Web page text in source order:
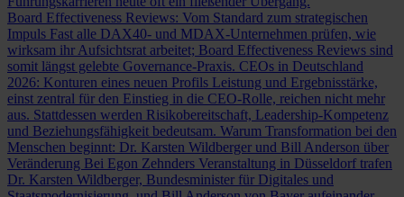
Board Effectiveness Reviews: Vom Standard zum strategischen
Impuls Fast alle DAX40- und MDAX-Unternehmen prüfen, wie
wirksam ihr Aufsichtsrat arbeitet; Board Effectiveness Reviews sind
somit längst gelebte Governance-Praxis. CEOs in Deutschland
2026: Konturen eines neuen Profils Leistung und Ergebnisstärke,
einst zentral für den Einstieg in die CEO-Rolle, reichen nicht mehr
aus. Stattdessen werden Risikobereitschaft, Leadership-Kompetenz
und Beziehungsfähigkeit bedeutsam. Warum Transformation bei den
Menschen beginnt: Dr. Karsten Wildberger und Bill Anderson über
Veränderung Bei Egon Zehnders Veranstaltung in Düsseldorf trafen
Dr. Karsten Wildberger, Bundesminister für Digitales und